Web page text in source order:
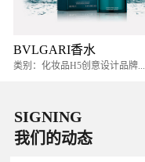
BVLGARI香水
类别：化妆品H5创意设计品牌...
SIGNING
我们的动态